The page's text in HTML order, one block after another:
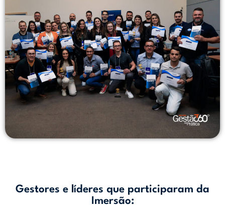
Gestores e líderes que participaram da
Imersão: